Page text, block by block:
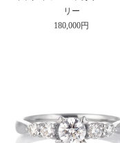
リー
180,000円